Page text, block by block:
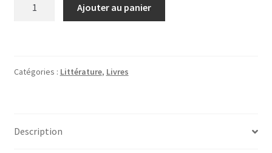
Polonais)
Ajouter au panier
Catégories : Littérature, Livres
Description